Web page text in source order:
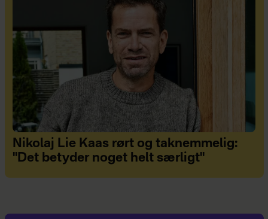
Nikolaj Lie Kaas rørt og taknemmelig:
"Det betyder noget helt særligt"